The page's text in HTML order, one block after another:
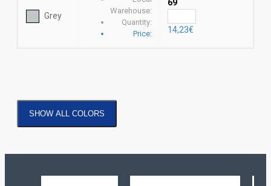
Grey
Warehouse:
Quantity:
Price:
69
14,23€
SHOW ALL COLORS